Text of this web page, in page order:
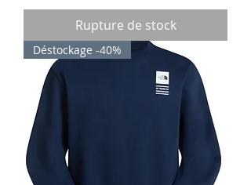
Rupture de stock
Déstockage -40%